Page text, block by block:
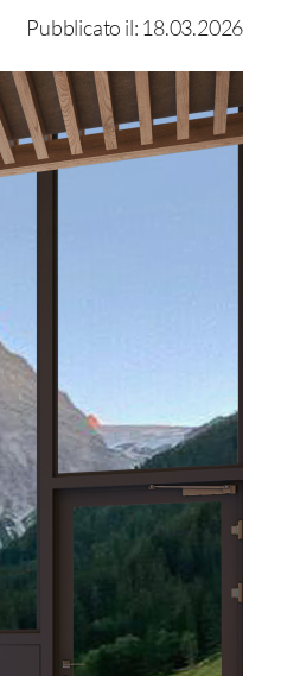
Pubblicato il: 18.03.2026